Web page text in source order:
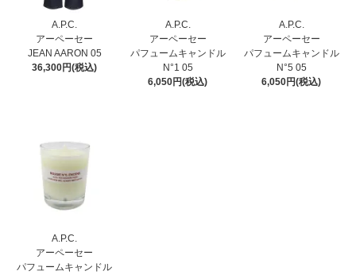
A.P.C.
アーペーセー
JEAN AARON 05
36,300円(税込)
A.P.C.
アーペーセー
パフュームキャンドル
N°1 05
6,050円(税込)
A.P.C.
アーペーセー
パフュームキャンドル
N°5 05
6,050円(税込)
A.P.C.
アーペーセー
パフュームキャンドル